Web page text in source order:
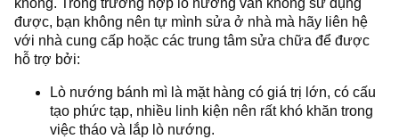
được, bạn không nên tự mình sửa ở nhà mà hãy liên hệ
với nhà cung cấp hoặc các trung tâm sửa chữa để được
hỗ trợ bởi:
Lò nướng bánh mì là mặt hàng có giá trị lớn, có cấu
tạo phức tạp, nhiều linh kiện nên rất khó khăn trong
việc tháo và lắp lò nướng.